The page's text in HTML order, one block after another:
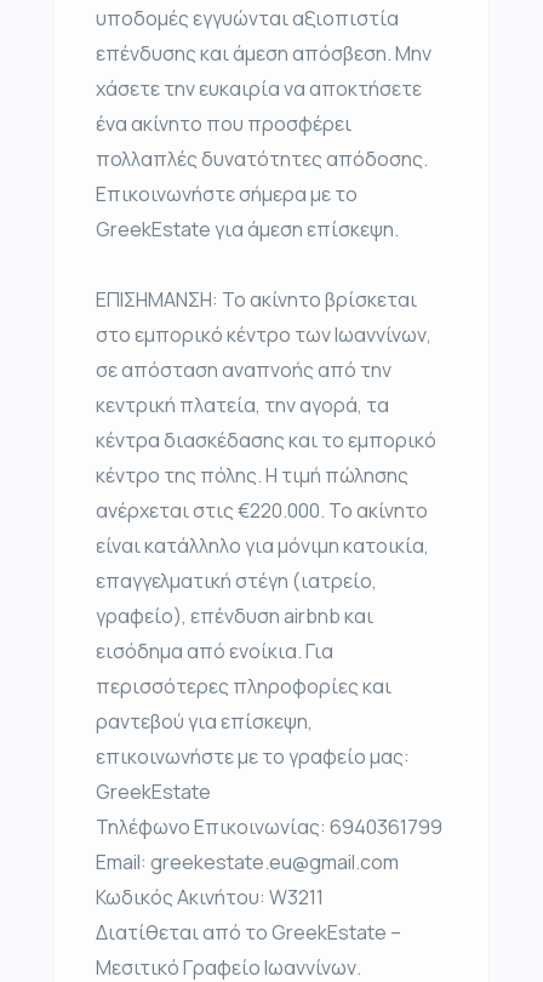
υποδομές εγγυώνται αξιοπιστία
επένδυσης και άμεση απόσβεση. Μην
χάσετε την ευκαιρία να αποκτήσετε
ένα ακίνητο που προσφέρει
πολλαπλές δυνατότητες απόδοσης.
Επικοινωνήστε σήμερα με το
GreekEstate για άμεση επίσκεψη.
ΕΠΙΣΗΜΑΝΣΗ: Το ακίνητο βρίσκεται
στο εμπορικό κέντρο των Ιωαννίνων,
σε απόσταση αναπνοής από την
κεντρική πλατεία, την αγορά, τα
κέντρα διασκέδασης και το εμπορικό
κέντρο της πόλης. Η τιμή πώλησης
ανέρχεται στις €220.000. Το ακίνητο
είναι κατάλληλο για μόνιμη κατοικία,
επαγγελματική στέγη (ιατρείο,
γραφείο), επένδυση airbnb και
εισόδημα από ενοίκια. Για
περισσότερες πληροφορίες και
ραντεβού για επίσκεψη,
επικοινωνήστε με το γραφείο μας:
GreekEstate
Τηλέφωνο Επικοινωνίας: 6940361799
Email: greekestate.eu@gmail.com
Κωδικός Ακινήτου: W3211
Διατίθεται από το GreekEstate –
Μεσιτικό Γραφείο Ιωαννίνων.